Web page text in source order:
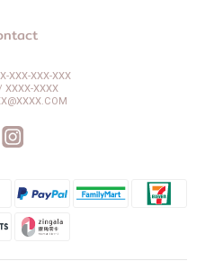
XXX-XXX-XXX
XXXX-XXXX